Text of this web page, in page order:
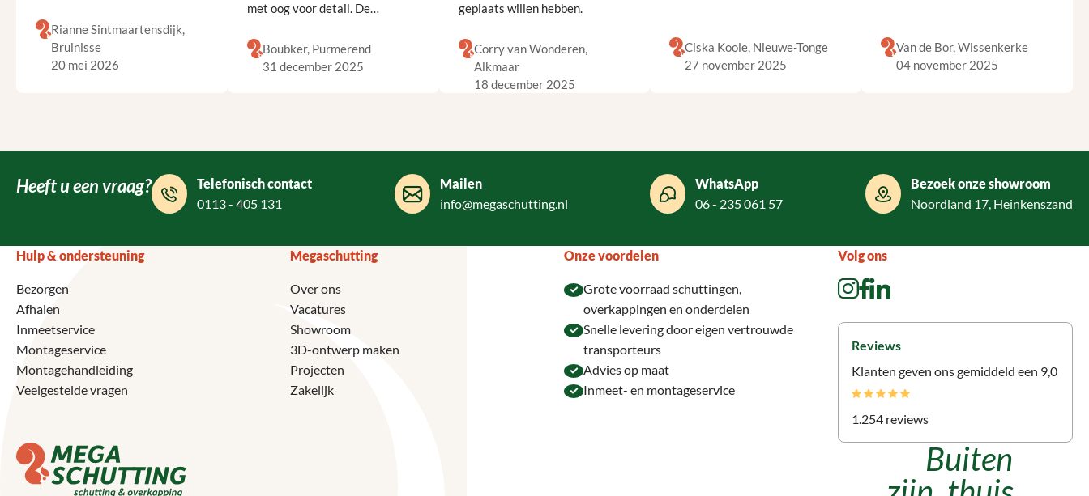
Rianne Sintmaartensdijk,
Bruinisse
20 mei 2026
met oog voor detail. De
Kortom, topkwaliteit en
uitstekende service! Aanrader!
Boubker, Purmerend
31 december 2025
geplaats willen hebben.
Corry van Wonderen,
Alkmaar
18 december 2025
Ciska Koole, Nieuwe-Tonge
27 november 2025
Van de Bor, Wissenkerke
04 november 2025
Heeft u een vraag?
Telefonisch contact
0113 - 405 131
Mailen
info@megaschutting.nl
WhatsApp
06 - 235 061 57
Bezoek onze showroom
Noordland 17, Heinkenszand
Hulp & ondersteuning
Bezorgen
Afhalen
Inmeetservice
Montageservice
Montagehandleiding
Veelgestelde vragen
Megaschutting
Over ons
Vacatures
Showroom
3D-ontwerp maken
Projecten
Zakelijk
Onze voordelen
Grote voorraad schuttingen,
overkappingen en onderdelen
Snelle levering door eigen vertrouwde
transporteurs
Advies op maat
Inmeet- en montageservice
Volg ons
Reviews
Klanten geven ons gemiddeld een 9,0
1.254 reviews
Buiten